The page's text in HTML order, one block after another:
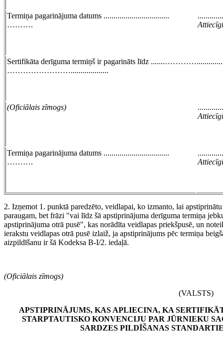
Termiņa pagarinājuma datums .................................
……….
Sertifikāta derīguma termiņš ir pagarināts līdz
……………………...................
(Oficiālais zīmogs)
Termiņa pagarinājuma datums .................................
……….
2. Izņemot 1. punktā paredzēto, veidlapai, ko izmanto, lai
paraugam, bet frāzi "vai līdz šā apstiprinājuma derīguma termiņa
apstiprinājuma otrā pusē", kas norādīta veidlapas priekšpusē, un
ierakstu veidlapas otrā pusē izlaiž, ja apstiprinājums pēc termiņa
aizpildīšanu ir šā Kodeksa B-I/2. iedaļā.
(Oficiālais zīmogs)
(VALSTS)
APSTIPRINĀJUMS, KAS APLIECINA, KA
STARPTAUTISKO KONVENCIJU PAR JŪRNIEKU
SARDZES PILDĪŠANAS